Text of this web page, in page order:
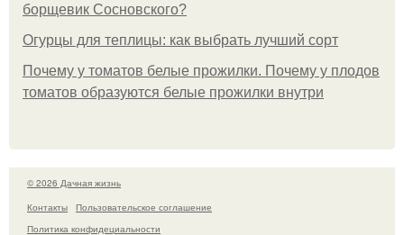
борщевик Сосновского?
Огурцы для теплицы: как выбрать лучший сорт
Почему у томатов белые прожилки. Почему у плодов
томатов образуются белые прожилки внутри
© 2026 Дачная жизнь
Контакты
Пользовательское соглашение
Политика конфидециальности